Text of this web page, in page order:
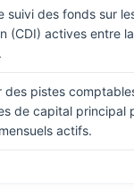
suivi des fonds sur
(CDI) actives entre
des pistes
de capital principal
actifs.